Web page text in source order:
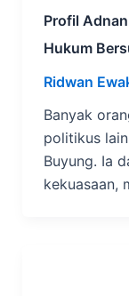
Profil
Hukum
Ridwan
Banyak
politikus
Buyung. Ia
kekuasaan,